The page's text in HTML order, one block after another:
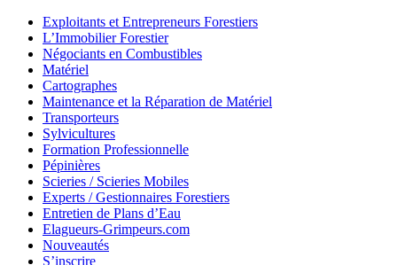
Exploitants et Entrepreneurs Forestiers
L’Immobilier Forestier
Négociants en Combustibles
Matériel
Cartographes
Maintenance et la Réparation de Matériel
Transporteurs
Sylvicultures
Formation Professionnelle
Pépinières
Scieries / Scieries Mobiles
Experts / Gestionnaires Forestiers
Entretien de Plans d’Eau
Elagueurs-Grimpeurs.com
Nouveautés
S’inscrire